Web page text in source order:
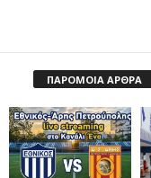
ΠΑΡΟΜΟΙΑ ΑΡΘΡΑ